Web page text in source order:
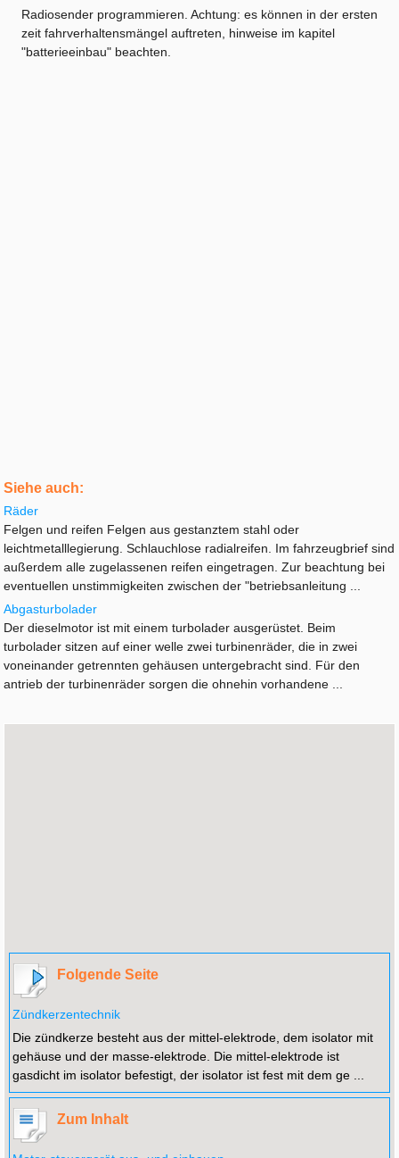
Radiosender programmieren. Achtung: es können in der ersten
zeit fahrverhaltensmängel auftreten, hinweise im kapitel
"batterieeinbau" beachten.
Siehe auch:
Räder
Felgen und reifen Felgen aus gestanztem stahl oder
leichtmetalllegierung. Schlauchlose radialreifen. Im fahrzeugbrief sind
außerdem alle zugelassenen reifen eingetragen. Zur beachtung bei
eventuellen unstimmigkeiten zwischen der "betriebsanleitung ...
Abgasturbolader
Der dieselmotor ist mit einem turbolader ausgerüstet. Beim
turbolader sitzen auf einer welle zwei turbinenräder, die in zwei
voneinander getrennten gehäusen untergebracht sind. Für den
antrieb der turbinenräder sorgen die ohnehin vorhandene ...
Folgende Seite
Zündkerzentechnik
Die zündkerze besteht aus der mittel-elektrode, dem isolator mit
gehäuse und der masse-elektrode. Die mittel-elektrode ist
gasdicht im isolator befestigt, der isolator ist fest mit dem ge ...
Zum Inhalt